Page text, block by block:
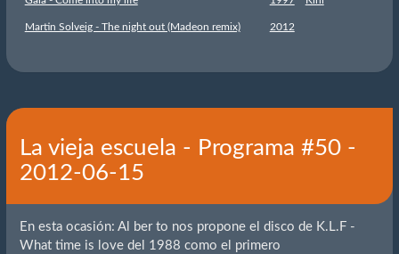
Martin Solveig - The night out (Madeon remix) 2012
La vieja escuela - Programa #50 -
2012-06-15
En esta ocasión: Al ber to nos propone el disco de K.L.F -
What time is love del 1988 como el primero